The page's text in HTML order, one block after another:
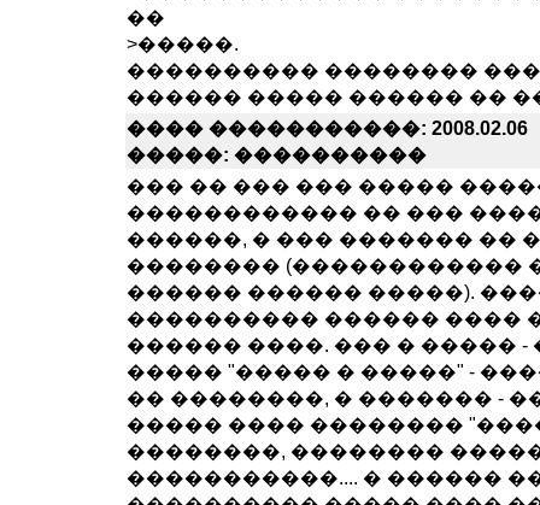
��
>�����.
���������� ��������
������ ����� ������ ��
���� �����������: 2008.02.06
�����: ����������
��� �� ��� ��� �����
������������ �� ���
������, � ��� ������� ��
�������� (������������
������ ������ �����).
���������� ������ ����
������ ����. ��� � ����� -
����� "����� � �����" -
�� ��������, � ������� -
����� ���� ��������
��������, ��������
�����������.... � ������